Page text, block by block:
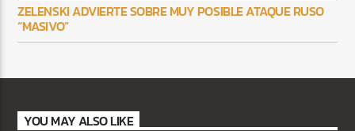
ZELENSKI ADVIERTE SOBRE MUY POSIBLE ATAQUE RUSO
“MASIVO”
YOU MAY ALSO LIKE